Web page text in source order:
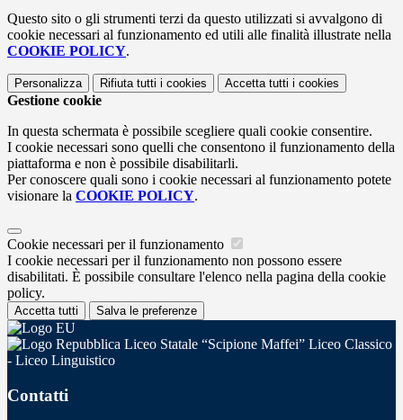
Questo sito o gli strumenti terzi da questo utilizzati si avvalgono di
cookie necessari al funzionamento ed utili alle finalità illustrate nella
COOKIE POLICY.
Personalizza Rifiuta tutti i cookies Accetta tutti i cookies
Gestione cookie
In questa schermata è possibile scegliere quali cookie consentire.
I cookie necessari sono quelli che consentono il funzionamento della
piattaforma e non è possibile disabilitarli.
Per conoscere quali sono i cookie necessari al funzionamento potete
visionare la COOKIE POLICY.
Cookie necessari per il funzionamento
I cookie necessari per il funzionamento non possono essere
disabilitati. È possibile consultare l'elenco nella pagina della cookie
policy.
Accetta tutti Salva le preferenze
Liceo Statale “Scipione Maffei” Liceo Classico
- Liceo Linguistico
Contatti